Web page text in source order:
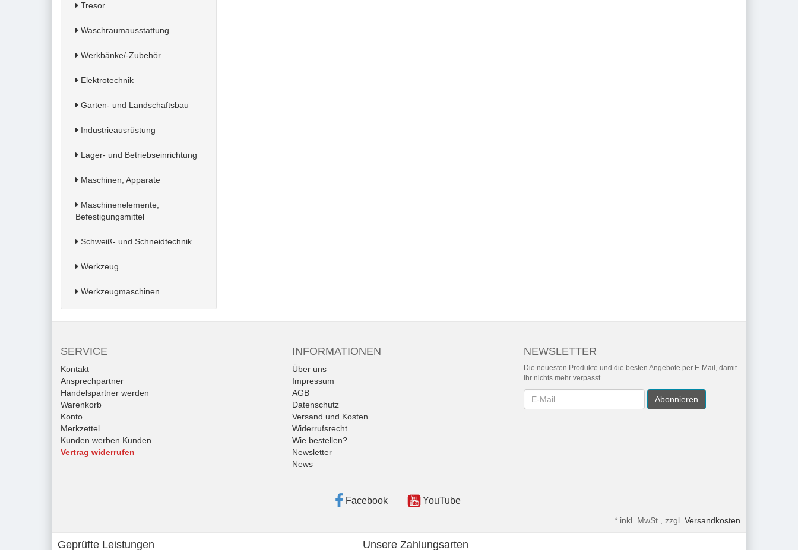
Tresor
Waschraumausstattung
Werkbänke/-Zubehör
Elektrotechnik
Garten- und Landschaftsbau
Industrieausrüstung
Lager- und Betriebseinrichtung
Maschinen, Apparate
Maschinenelemente,
Befestigungsmittel
Schweiß- und Schneidtechnik
Werkzeug
Werkzeugmaschinen
SERVICE
Kontakt
Ansprechpartner
Handelspartner werden
Warenkorb
Konto
Merkzettel
Kunden werben Kunden
Vertrag widerrufen
INFORMATIONEN
Über uns
Impressum
AGB
Datenschutz
Versand und Kosten
Widerrufsrecht
Wie bestellen?
Newsletter
News
NEWSLETTER
Die neuesten Produkte und die besten Angebote per E-Mail, damit
Ihr nichts mehr verpasst.
Newsletter Abonnieren
Facebook YouTube
* inkl. MwSt., zzgl. Versandkosten
Geprüfte Leistungen Unsere Zahlungsarten